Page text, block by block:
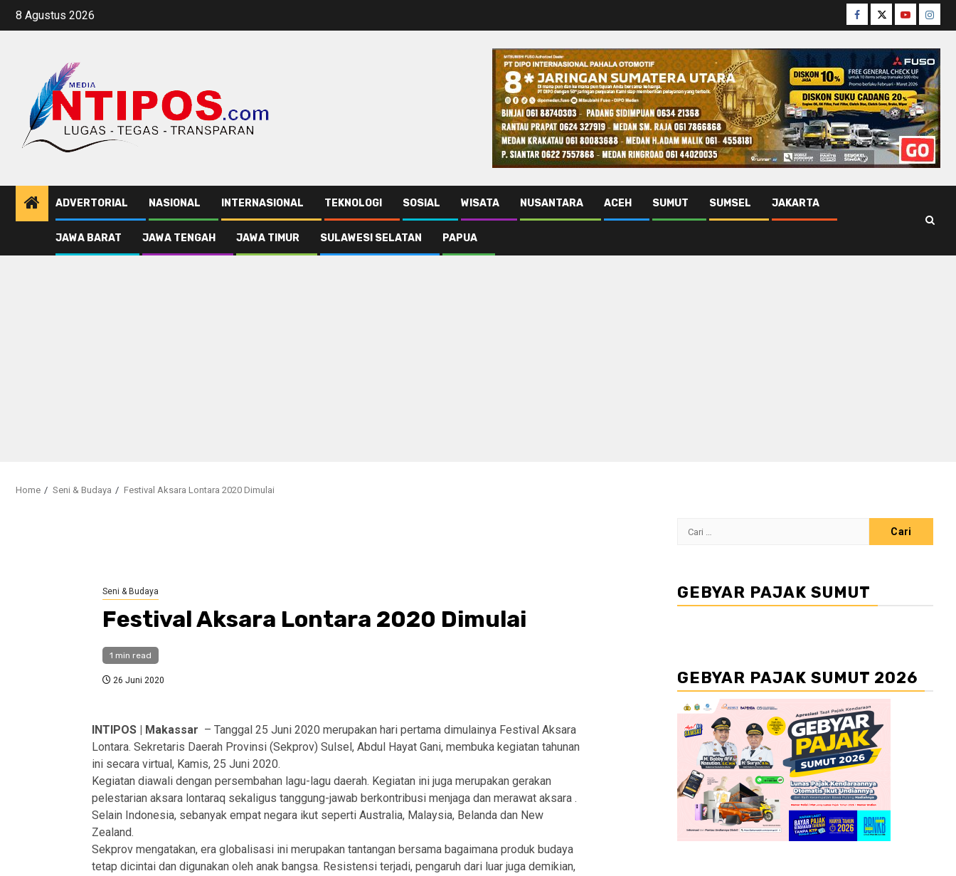
Skip
8 Agustus 2026 Facebook
TwitterYoutube
ADVERTORIAL NASIONAL INTERNASIONAL TEKNOLOGI SOSIAL WISATA NUSANTARA ACEH SUMUT SUMSEL JAKARTA
JAWA BARAT JAWA TENGAH JAWA TIMUR SULAWESI SELATAN PAPUA
Home Seni & Budaya Festival Aksara Lontara 2020 Dimulai
Seni & Budaya
Festival Aksara Lontara 2020 Dimulai
1 min read
26 Juni 2020
INTIPOS | Makassar – Tanggal 25 Juni 2020 merupakan hari pertama dimulainya Festival Aksara
Lontara. Sekretaris Daerah Provinsi (Sekprov) Sulsel, Abdul Hayat Gani, membuka kegiatan tahunan
ini secara virtual, Kamis, 25 Juni 2020.
Kegiatan diawali dengan persembahan lagu-lagu daerah. Kegiatan ini juga merupakan gerakan
pelestarian aksara lontaraq sekaligus tanggung-jawab berkontribusi menjaga dan merawat aksara .
Selain Indonesia, sebanyak empat negara ikut seperti Australia, Malaysia, Belanda dan New
Zealand.
Sekprov mengatakan, era globalisasi ini merupakan tantangan bersama bagaimana produk budaya
tetap dicintai dan digunakan oleh anak bangsa. Resistensi terjadi, pengaruh dari luar juga demikian,
Cari
GEBYAR PAJAK SUMUT
GEBYAR PAJAK SUMUT 2026